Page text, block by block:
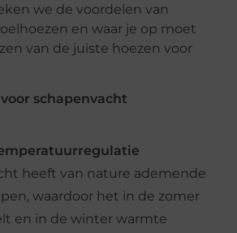
we de voordelen van
en waar je op moet
van de juiste hoezen voor
schapenvacht
heeft van nature ademende
waardoor het in de zomer
en in de winter warmte